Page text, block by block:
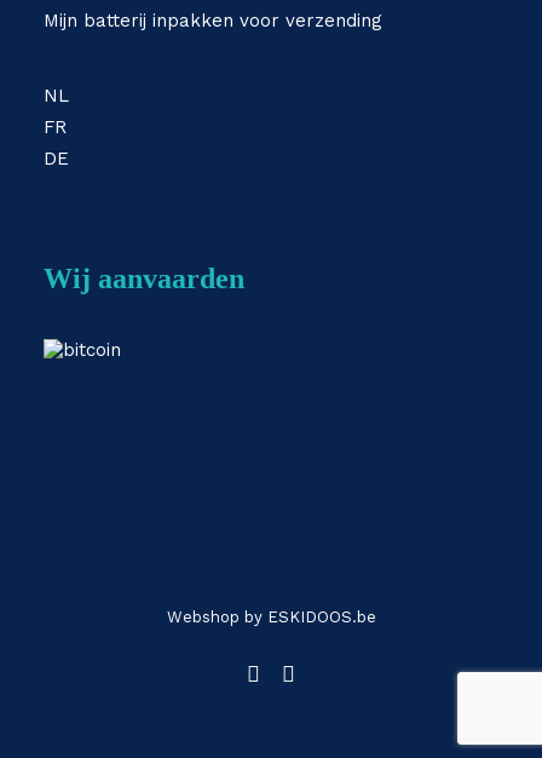
Mijn batterij inpakken voor verzending
NL
FR
DE
Wij aanvaarden
Webshop by ESKIDOOS.be